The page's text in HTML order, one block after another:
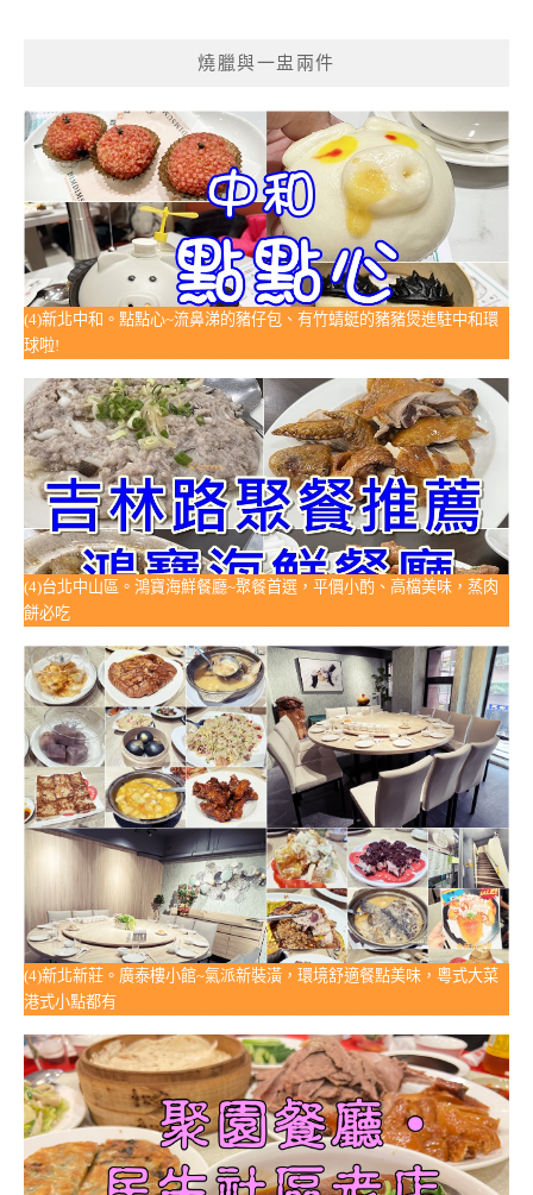
燒臘與一盅兩件
(4)新北中和。點點心~流鼻涕的豬仔包、有竹蜻蜓的豬豬煲進駐中和環
球啦!
(4)台北中山區。鴻寶海鮮餐廳~聚餐首選，平價小酌、高檔美味，蒸肉
餅必吃
(4)新北新莊。廣泰樓小館~氣派新裝潢，環境舒適餐點美味，粵式大菜
港式小點都有